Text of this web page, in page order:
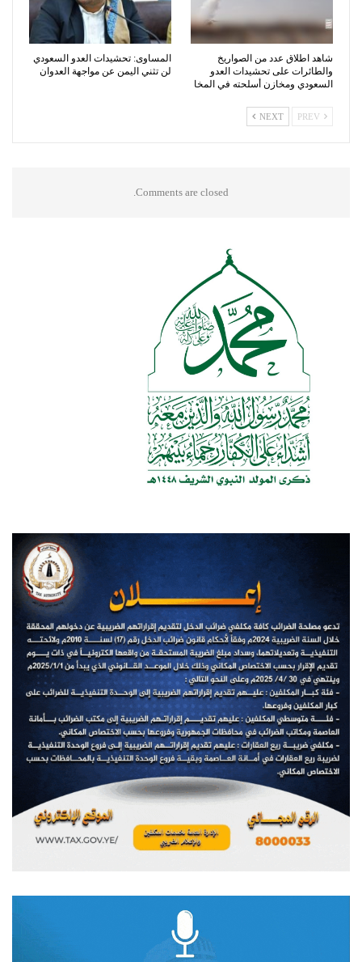
شاهد اطلاق عدد من الصواريخ
والطائرات على تحشيدات العدو
السعودي ومخازن أسلحته في المخا
المساوى: تحشيدات العدو السعودي
لن تثني اليمن عن مواجهة العدوان
NEXT
Comments are closed.